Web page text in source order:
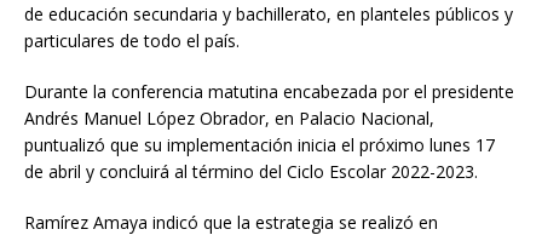
de educación secundaria y bachillerato, en planteles públicos y
particulares de todo el país.
Durante la conferencia matutina encabezada por el presidente
Andrés Manuel López Obrador, en Palacio Nacional,
puntualizó que su implementación inicia el próximo lunes 17
de abril y concluirá al término del Ciclo Escolar 2022-2023.
Ramírez Amaya indicó que la estrategia se realizó en